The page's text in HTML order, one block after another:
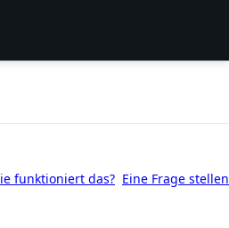
funktioniert das? Eine Frage stellen